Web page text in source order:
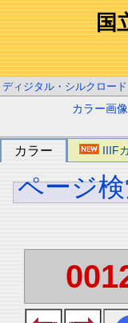
国
ディジタル・シルクロード
カラー画
カラー IIIF
ページ